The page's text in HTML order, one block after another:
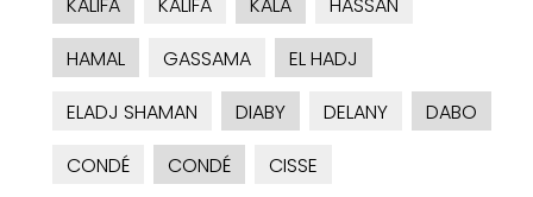
KALIFA
KALIFA KALA
HASSAN
HAMAL
GASSAMA
EL HADJ
ELADJ SHAMAN
DIABY DELANY
DABO
CONDÉ
CONDÉ
CISSE